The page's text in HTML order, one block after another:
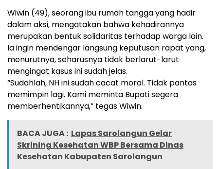
Wiwin (49), seorang ibu rumah tangga yang hadir
dalam aksi, mengatakan bahwa kehadirannya
merupakan bentuk solidaritas terhadap warga lain.
Ia ingin mendengar langsung keputusan rapat yang,
menurutnya, seharusnya tidak berlarut-larut
mengingat kasus ini sudah jelas.
“Sudahlah, NH ini sudah cacat moral. Tidak pantas
memimpin lagi. Kami meminta Bupati segera
memberhentikannya,” tegas Wiwin.
BACA JUGA : Lapas Sarolangun Gelar
Skrining Kesehatan WBP Bersama Dinas
Kesehatan Kabupaten Sarolangun